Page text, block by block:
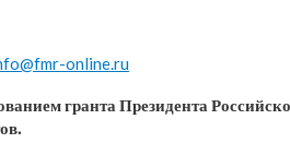
online.ru
гранта Президента